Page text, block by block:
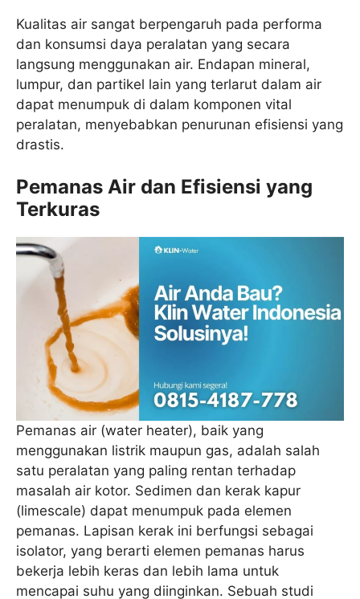
Kualitas air sangat berpengaruh pada performa
dan konsumsi daya peralatan yang secara
langsung menggunakan air. Endapan mineral,
lumpur, dan partikel lain yang terlarut dalam air
dapat menumpuk di dalam komponen vital
peralatan, menyebabkan penurunan efisiensi yang
drastis.
Pemanas Air dan Efisiensi yang
Terkuras
Pemanas air (water heater), baik yang
menggunakan listrik maupun gas, adalah salah
satu peralatan yang paling rentan terhadap
masalah air kotor. Sedimen dan kerak kapur
(limescale) dapat menumpuk pada elemen
pemanas. Lapisan kerak ini berfungsi sebagai
isolator, yang berarti elemen pemanas harus
bekerja lebih keras dan lebih lama untuk
mencapai suhu yang diinginkan. Sebuah studi